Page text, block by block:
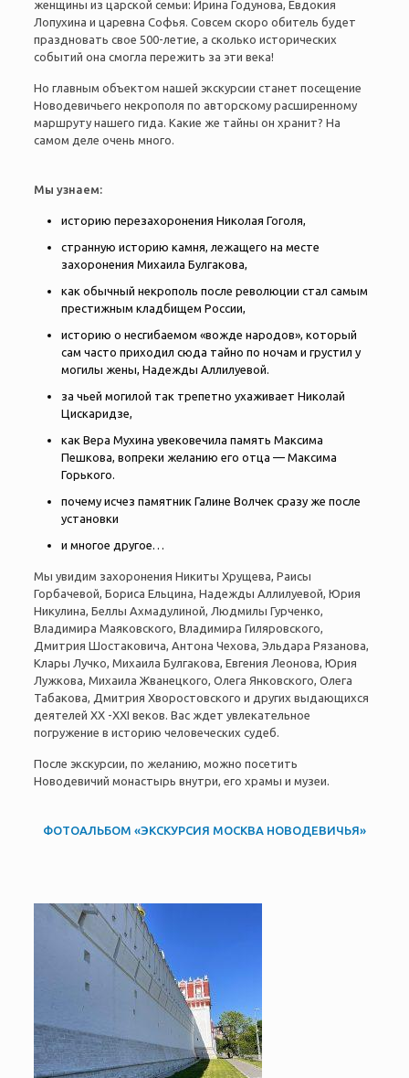
женщины из царской семьи: Ирина Годунова, Евдокия
Лопухина и царевна Софья. Совсем скоро обитель будет
праздновать свое 500-летие, а сколько исторических
событий она смогла пережить за эти века!
Но главным объектом нашей экскурсии станет посещение
Новодевичьего некрополя по авторскому расширенному
маршруту нашего гида. Какие же тайны он хранит? На
самом деле очень много.
Мы узнаем:
историю перезахоронения Николая Гоголя,
странную историю камня, лежащего на месте
захоронения Михаила Булгакова,
как обычный некрополь после революции стал самым
престижным кладбищем России,
историю о несгибаемом «вожде народов», который
сам часто приходил сюда тайно по ночам и грустил у
могилы жены, Надежды Аллилуевой.
за чьей могилой так трепетно ухаживает Николай
Цискаридзе,
как Вера Мухина увековечила память Максима
Пешкова, вопреки желанию его отца — Максима
Горького.
почему исчез памятник Галине Волчек сразу же после
установки
и многое другое…
Мы увидим захоронения Никиты Хрущева, Раисы
Горбачевой, Бориса Ельцина, Надежды Аллилуевой, Юрия
Никулина, Беллы Ахмадулиной, Людмилы Гурченко,
Владимира Маяковского, Владимира Гиляровского,
Дмитрия Шостаковича, Антона Чехова, Эльдара Рязанова,
Клары Лучко, Михаила Булгакова, Евгения Леонова, Юрия
Лужкова, Михаила Жванецкого, Олега Янковского, Олега
Табакова, Дмитрия Хворостовского и других выдающихся
деятелей XX -XXI веков. Вас ждет увлекательное
погружение в историю человеческих судеб.
После экскурсии, по желанию, можно посетить
Новодевичий монастырь внутри, его храмы и музеи.
ФОТОАЛЬБОМ «ЭКСКУРСИЯ МОСКВА НОВОДЕВИЧЬЯ»